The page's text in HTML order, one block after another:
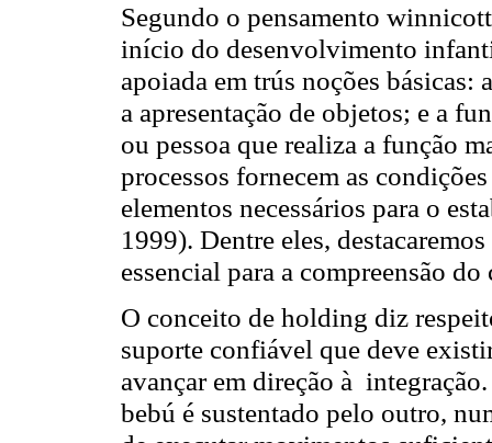
Segundo o pensamento
início do desenvolvimento
apoiada em trús noções
a apresentação de objetos; e a
ou pessoa que realiza a função
processos fornecem as
elementos necessários para o
1999). Dentre eles,
essencial para a compreensão
O conceito de holding diz
suporte confiável que deve
avançar em direção à
bebú é sustentado pelo outro,